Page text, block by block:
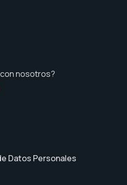
nosotros?
Datos Personales